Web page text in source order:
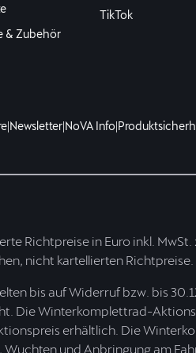
& Zubehör
TikTok
|Newsletter|NoVA Info|
Richtpreise in Euro inkl.
nicht kartellierten
bis auf Widerruf bzw. bis
Die Winterkomplettrad-
erhältlich. Die
und Anbringung am